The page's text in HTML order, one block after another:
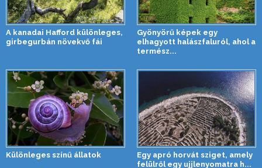
A kanadai Hafford különleges,
girbegurbán növekvő fái
Gyönyörű képek egy
elhagyott halászfaluról, ahol a
termész...
Különleges színű állatok
Egy apró horvát sziget, amely
felülről egy ujjlenyomatra h...